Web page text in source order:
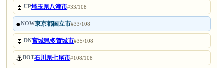
⏫UP埼玉県八潮市#33/108
●NOW東京都国立市#33/108
⏬DN宮城県多賀城市#35/108
⚓BOT石川県七尾市#108/108